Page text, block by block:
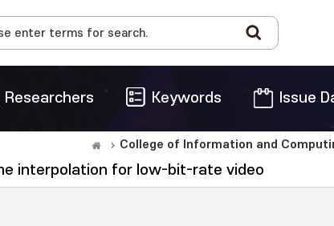
Researchers Keywords Issue
College of Information and
interpolation for low-bit-rate video